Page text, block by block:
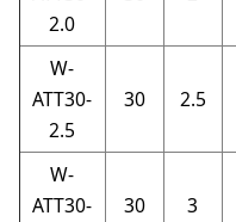
2.0
W-
ATT30-
2.5
30 2.5
W-
ATT30-
30 3